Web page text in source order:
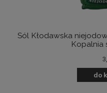
Sól Kłodawska
Kopalnia
do